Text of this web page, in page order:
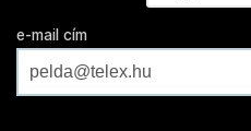
e-mail cím